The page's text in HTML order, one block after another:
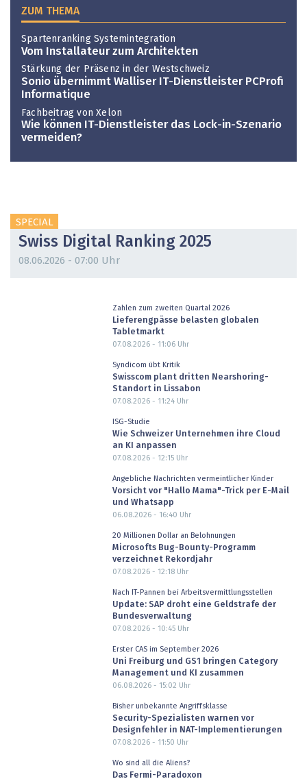
ZUM THEMA
Spartenranking Systemintegration
Vom Installateur zum Architekten
Stärkung der Präsenz in der Westschweiz
Sonio übernimmt Walliser IT-Dienstleister PCProfi
Informatique
Fachbeitrag von Xelon
Wie können IT-Dienstleister das ­Lock-in-Szenario
vermeiden?
SPECIAL
Swiss Digital Ranking 2025
08.06.2026 - 07:00 Uhr
Zahlen zum zweiten Quartal 2026
Lieferengpässe belasten globalen
Tabletmarkt
07.08.2026 - 11:06Uhr
Syndicom übt Kritik
Swisscom plant dritten Nearshoring-
Standort in Lissabon
07.08.2026 - 11:24Uhr
ISG-Studie
Wie Schweizer Unternehmen ihre Cloud
an KI anpassen
07.08.2026 - 12:15Uhr
Angebliche Nachrichten vermeintlicher Kinder
Vorsicht vor "Hallo Mama"-Trick per E-Mail
und Whatsapp
06.08.2026 - 16:40 Uhr
20 Millionen Dollar an Belohnungen
Microsofts Bug-Bounty-Programm
verzeichnet Rekordjahr
07.08.2026 - 12:18Uhr
Nach IT-Pannen bei Arbeitsvermittlungsstellen
Update: SAP droht eine Geldstrafe der
Bundesverwaltung
07.08.2026 - 10:45Uhr
Erster CAS im September 2026
Uni Freiburg und GS1 bringen Category
Management und KI zusammen
06.08.2026 - 15:02 Uhr
Bisher unbekannte Angriffsklasse
Security-Spezialisten warnen vor
Designfehler in NAT-Implementierungen
07.08.2026 - 11:50 Uhr
Wo sind all die Aliens?
Das Fermi-Paradoxon